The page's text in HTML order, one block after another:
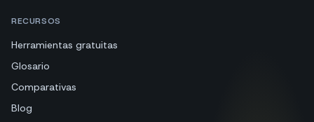
RECURSOS
Herramientas gratuitas
Glosario
Comparativas
Blog